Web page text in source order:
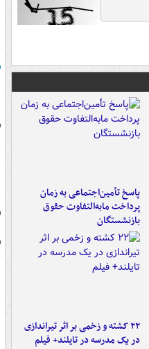
پاسخ تأمین‌اجتماعی به زمان
پرداخت مابه‌التفاوت حقوق
بازنشستگان
۲۲ کشته و زخمی بر اثر تیراندازی
در یک مدرسه در تایلند+ فیلم